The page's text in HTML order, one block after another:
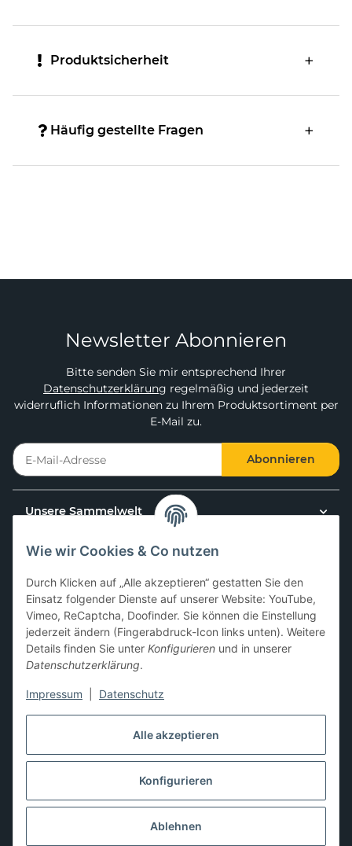
Alle akzeptieren
Konfigurieren
Ablehnen
Wie wir Cookies & Co nutzen
Durch Klicken auf „Alle akzeptieren“ gestatten Sie den
Einsatz folgender Dienste auf unserer Website: YouTube,
Vimeo, ReCaptcha, Doofinder. Sie können die Einstellung
jederzeit ändern (Fingerabdruck-Icon links unten). Weitere
Details finden Sie unter Konfigurieren und in unserer
Datenschutzerklärung.
Impressum Datenschutz
Produktsicherheit
Häufig gestellte Fragen
Newsletter Abonnieren
Bitte senden Sie mir entsprechend Ihrer
Datenschutzerklärung regelmäßig und jederzeit
widerruflich Informationen zu Ihrem Produktsortiment per
E-Mail zu.
Abonnieren
Unsere Sammelwelt
Kundenservice
News & Aktionen
Gesetzliche Informationen
Hier kannst du uns folgen:
* Alle Preise zzgl. gesetzlicher USt., zzgl.Versand
** Differenzbesteuerung gemäß § 25a UStG,